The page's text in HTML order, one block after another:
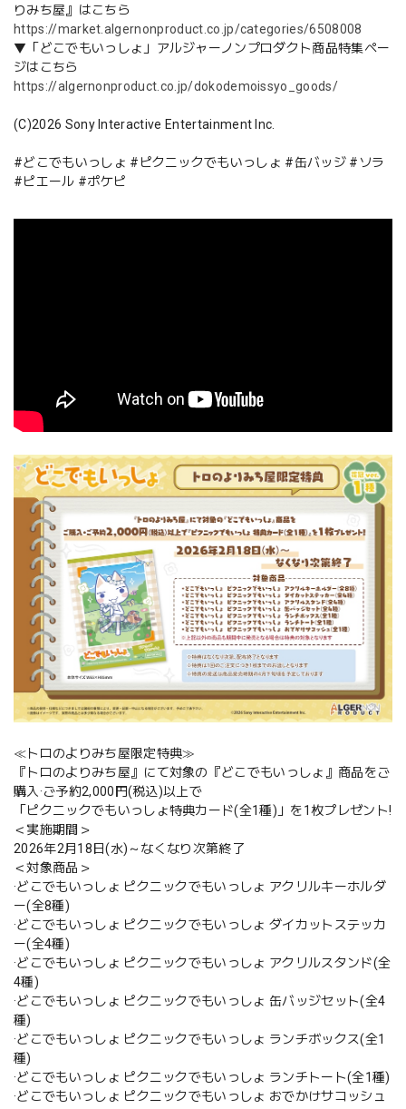
りみち屋』はこちら
https://market.algernonproduct.co.jp/categories/6508008
▼「どこでもいっしょ」アルジャーノンプロダクト商品特集ペー
ジはこちら
https://algernonproduct.co.jp/dokodemoissyo_goods/
(C)2026 Sony Interactive Entertainment Inc.
#どこでもいっしょ #ピクニックでもいっしょ #缶バッジ #ソラ
#ピエール #ポケピ
≪トロのよりみち屋限定特典≫
『トロのよりみち屋』にて対象の『どこでもいっしょ』商品をご
購入·ご予約2,000円(税込)以上で
「ピクニックでもいっしょ特典カード(全1種)」を1枚プレゼント!
＜実施期間＞
2026年2月18日(水)～なくなり次第終了
＜対象商品＞
·どこでもいっしょ ピクニックでもいっしょ アクリルキーホルダ
ー(全8種)
·どこでもいっしょ ピクニックでもいっしょ ダイカットステッカ
ー(全4種)
·どこでもいっしょ ピクニックでもいっしょ アクリルスタンド(全
4種)
·どこでもいっしょ ピクニックでもいっしょ 缶バッジセット(全4
種)
·どこでもいっしょ ピクニックでもいっしょ ランチボックス(全1
種)
·どこでもいっしょ ピクニックでもいっしょ ランチトート(全1種)
·どこでもいっしょ ピクニックでもいっしょ おでかけサコッシュ